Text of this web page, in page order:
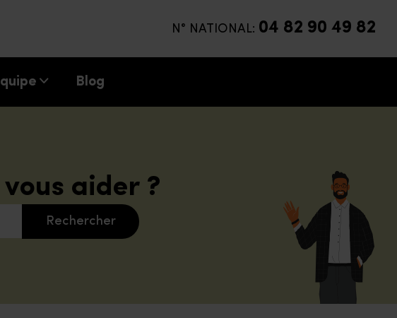
N° NATIONAL: 04 82 90 49 82
Blog
aider ?
Rechercher